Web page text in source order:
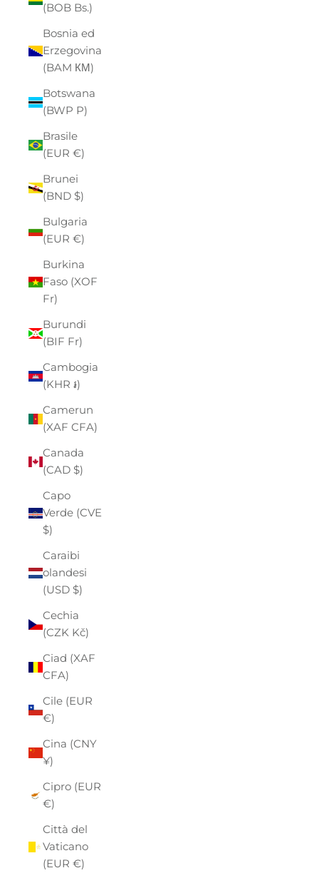
(BOB Bs.)
Bosnia ed
Erzegovina
(BAM КМ)
Botswana
(BWP P)
Brasile
(EUR €)
Brunei
(BND $)
Bulgaria
(EUR €)
Burkina
Faso (XOF
Fr)
Burundi
(BIF Fr)
Cambogia
(KHR ៛)
Camerun
(XAF CFA)
Canada
(CAD $)
Capo
Verde (CVE
$)
Caraibi
olandesi
(USD $)
Cechia
(CZK Kč)
Ciad (XAF
CFA)
Cile (EUR
€)
Cina (CNY
¥)
Cipro (EUR
€)
Città del
Vaticano
(EUR €)